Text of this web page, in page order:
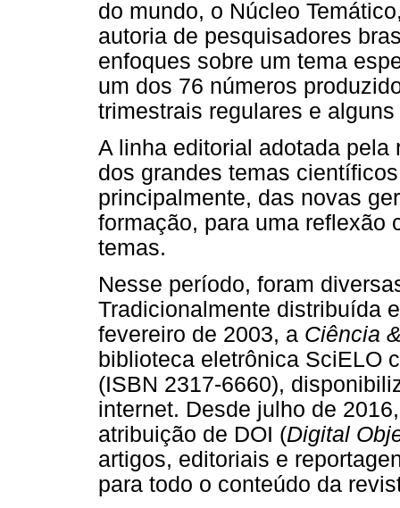
do mundo, o Núcleo
autoria de pesquisadores
enfoques sobre um tema
um dos 76 números
trimestrais regulares e
A linha editorial adotada
dos grandes temas
principalmente, das novas
formação, para uma reflexão
temas.
Nesse período, foram
Tradicionalmente distribuída
fevereiro de 2003, a Ciência
biblioteca eletrônica SciELO
(ISBN 2317-6660),
internet. Desde julho de
atribuição de DOI (Digital
artigos, editoriais e
para todo o conteúdo da